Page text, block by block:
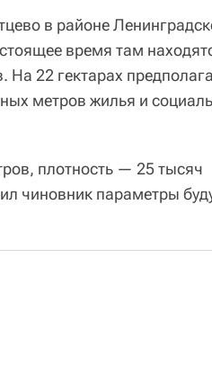
в районе
время там
22 гектарах
метров жилья и
плотность — 25 тысяч
чиновник параметры